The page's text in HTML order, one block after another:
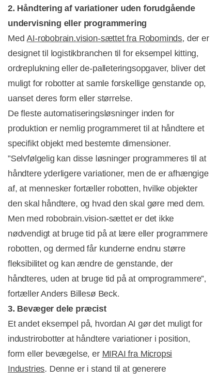
2. Håndtering af variationer uden forudgående
undervisning eller programmering
MedAI-robobrain.vision-sættet fra Robominds, der er
designet til logistikbranchen til for eksempel kitting,
ordreplukning eller de-palleteringsopgaver, bliver det
muligt for robotter at samle forskellige genstande op,
uanset deres form eller størrelse.
De fleste automatiseringsløsninger inden for
produktion er nemlig programmeret til at håndtere et
specifikt objekt med bestemte dimensioner.
”Selvfølgelig kan disse løsninger programmeres til at
håndtere yderligere variationer, men de er afhængige
af, at mennesker fortæller robotten, hvilke objekter
den skal håndtere, og hvad den skal gøre med dem.
Men med robobrain.vision-sættet er det ikke
nødvendigt at bruge tid på at lære eller programmere
robotten, og dermed får kunderne endnu større
fleksibilitet og kan ændre de genstande, der
håndteres, uden at bruge tid på at omprogrammere”,
fortæller Anders Billesø Beck.
3. Bevæger dele præcist
Et andet eksempel på, hvordan AI gør det muligt for
industrirobotter at håndtere variationer i position,
form eller bevægelse, er MIRAI fra Micropsi
Industries. Denne er i stand til at generere